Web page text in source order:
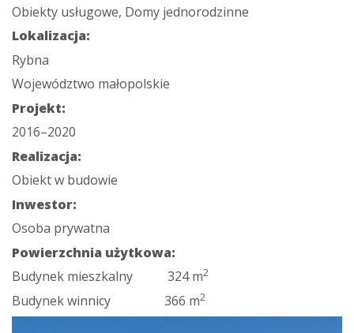
Obiekty usługowe, Domy jednorodzinne
Lokalizacja:
Rybna
Województwo małopolskie
Projekt:
2016–2020
Realizacja:
Obiekt w budowie
Inwestor:
Osoba prywatna
Powierzchnia użytkowa:
Budynek mieszkalny 324 m2
Budynek winnicy 366 m2